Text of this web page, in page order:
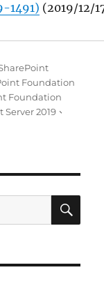
1491) (2019/12/
Foundation
Foundation
Server 2019 、
搜